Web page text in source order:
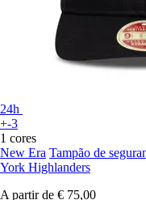
24h
+-3
1 cores
New Era Tampão de
York Highlanders
A partir de € 75,00